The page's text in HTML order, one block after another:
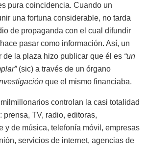
pura coincidencia. Cuando un
una fortuna considerable, no tarda
de propaganda con el cual difundir
pasar como información. Así, un
de la plaza hizo publicar que él es “un
(sic) a través de un órgano
que el mismo financiaba.
controlan la casi totalidad
: prensa, TV, radio, editoras,
y de música, telefonía móvil, empresas
servicios de internet, agencias de